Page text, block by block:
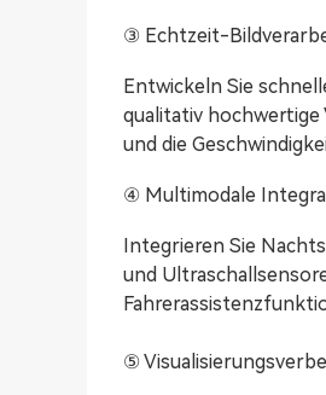
③ Echtzeit-
Entwickeln Sie
qualitativ
und die
④ Multimodale
Integrieren Sie
und
⑤